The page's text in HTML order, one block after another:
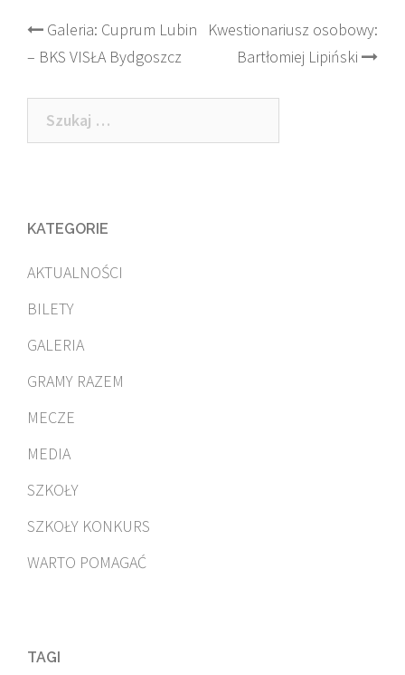
Post
navigation
Galeria: Cuprum Lubin
– BKS VISŁA Bydgoszcz
Kwestionariusz osobowy:
Bartłomiej Lipiński
Szukaj:
KATEGORIE
AKTUALNOŚCI
BILETY
GALERIA
GRAMY RAZEM
MECZE
MEDIA
SZKOŁY
SZKOŁY KONKURS
WARTO POMAGAĆ
TAGI